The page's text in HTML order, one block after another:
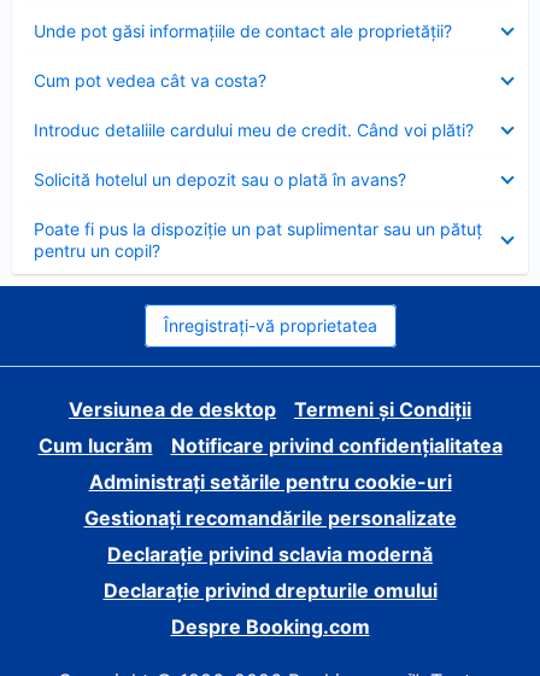
Unde pot găsi informațiile de contact ale proprietății?
închis
Cum pot vedea cât va costa?
închis
Introduc detaliile cardului meu de credit. Când voi plăti?
închis
Solicită hotelul un depozit sau o plată în avans?
închis
Poate fi pus la dispoziție un pat suplimentar sau un pătuț
pentru un copil?
închis
Înregistrați-vă proprietatea
Versiunea de desktop
Termeni și Condiții
Cum lucrăm
Notificare privind confidențialitatea
Administrați setările pentru cookie-uri
Gestionați recomandările personalizate
Declarație privind sclavia modernă
Declarație privind drepturile omului
Despre Booking.com